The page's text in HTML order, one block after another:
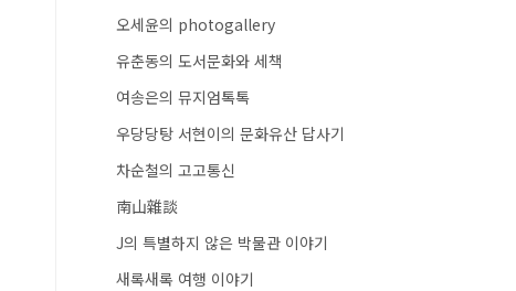
오세윤의 photogallery
유춘동의 도서문화와 세책
여송은의 뮤지엄톡톡
우당당탕 서현이의 문화유산 답사기
차순철의 고고통신
南山雜談
J의 특별하지 않은 박물관 이야기
새록새록 여행 이야기